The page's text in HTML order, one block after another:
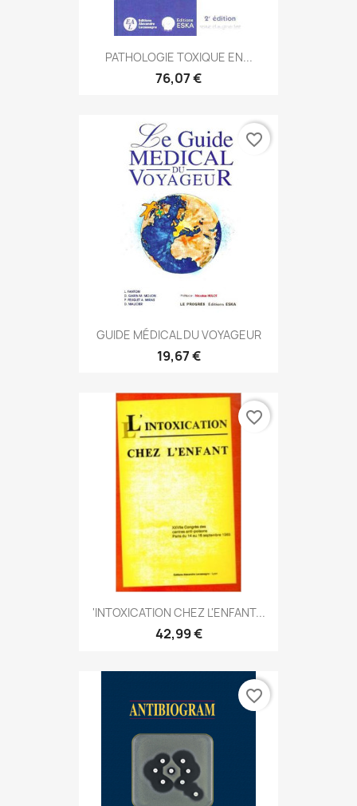
PATHOLOGIE TOXIQUE EN...
76,07 €
GUIDE MÉDICAL DU VOYAGEUR
19,67 €
favorite_border
'INTOXICATION CHEZ L'ENFANT...
42,99 €
favorite_border
favorite_border